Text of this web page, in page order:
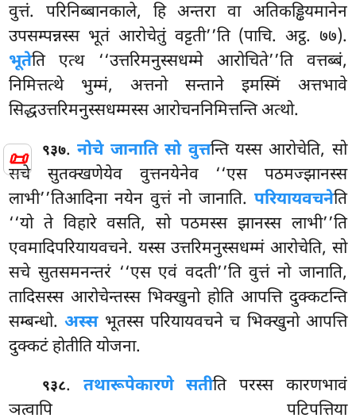
📜
वुत्तं. परिनिब्बानकाले, हि अन्तरा वा अतिकड्ढियमानेन
उपसम्पन्नस्स भूतं आरोचेतुं वट्टती’’ति (पाचि. अट्ठ. ७७).
भूतेति एत्थ ‘‘उत्तरिमनुस्सधम्मे आरोचिते’’ति वत्तब्बं,
निमित्तत्थे भुम्मं, अत्तनो सन्ताने इमस्मिं अत्तभावे
सिद्धउत्तरिमनुस्सधम्मस्स आरोचननिमित्तन्ति अत्थो.
९३७.नोचे जानाति सो वुत्तन्ति यस्स आरोचेति, सो
सचे सुतक्खणेयेव वुत्तनयेनेव ‘‘एस पठमज्झानस्स
लाभी’’तिआदिना नयेन वुत्तं नो जानाति. परियायवचनेति
‘‘यो ते विहारे वसति, सो पठमस्स झानस्स लाभी’’ति
एवमादिपरियायवचने. यस्स उत्तरिमनुस्सधम्मं आरोचेति, सो
सचे सुतसमनन्तरं ‘‘एस एवं वदती’’ति वुत्तं नो जानाति,
तादिसस्स आरोचेन्तस्स भिक्खुनो होति आपत्ति दुक्कटन्ति
सम्बन्धो.अस्सभूतस्स परियायवचने च भिक्खुनो आपत्ति
दुक्कटं होतीति योजना.
९३८. तथारूपेकारणे सतीति परस्स कारणभावं
ञत्वापि पटिपत्तिया